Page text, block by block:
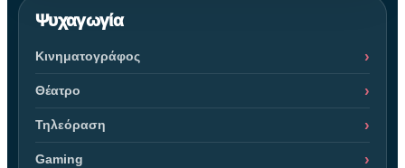
Ψυχαγωγία
Κινηματογράφος
Θέατρο
Τηλεόραση
Gaming